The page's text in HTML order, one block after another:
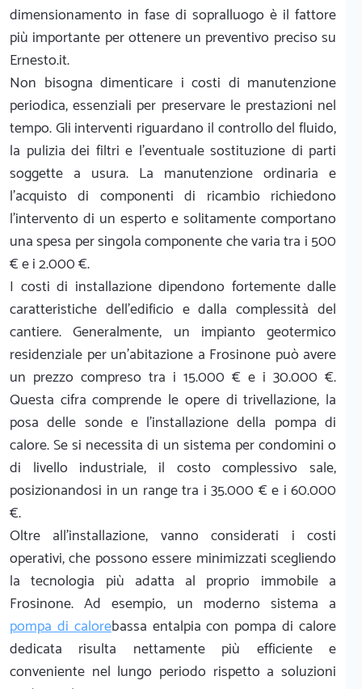
dimensionamento in fase di sopralluogo è il fattore
più importante per ottenere un preventivo preciso su
Ernesto.it.
Non bisogna dimenticare i costi di manutenzione
periodica, essenziali per preservare le prestazioni nel
tempo. Gli interventi riguardano il controllo del fluido,
la pulizia dei filtri e l'eventuale sostituzione di parti
soggette a usura. La manutenzione ordinaria e
l'acquisto di componenti di ricambio richiedono
l'intervento di un esperto e solitamente comportano
una spesa per singola componente che varia tra i 500
€ e i 2.000 €.
I costi di installazione dipendono fortemente dalle
caratteristiche dell'edificio e dalla complessità del
cantiere. Generalmente, un impianto geotermico
residenziale per un'abitazione a Frosinone può avere
un prezzo compreso tra i 15.000 € e i 30.000 €.
Questa cifra comprende le opere di trivellazione, la
posa delle sonde e l'installazione della pompa di
calore. Se si necessita di un sistema per condomini o
di livello industriale, il costo complessivo sale,
posizionandosi in un range tra i 35.000 € e i 60.000
€.
Oltre all'installazione, vanno considerati i costi
operativi, che possono essere minimizzati scegliendo
la tecnologia più adatta al proprio immobile a
Frosinone. Ad esempio, un moderno sistema a
pompa di calorebassa entalpia con pompa di calore
dedicata risulta nettamente più efficiente e
conveniente nel lungo periodo rispetto a soluzioni